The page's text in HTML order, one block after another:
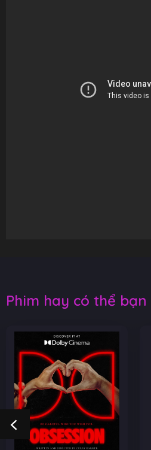
Phim hay có thể bạn